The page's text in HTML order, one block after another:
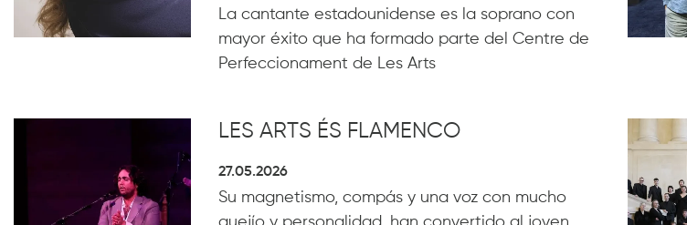
La cantante estadounidense es la soprano con
mayor éxito que ha formado parte del Centre de
Perfeccionament de Les Arts
LES ARTS ÉS FLAMENCO
27.05.2026
Su magnetismo, compás y una voz con mucho